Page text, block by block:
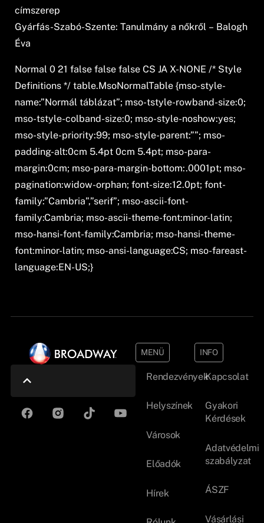
címszerep
Gyárfás-Szabó-Szente: Tanulmány a nőkről – Balogh
Éva
Normal 0 21 false false false CS JA X-NONE/* Style
Definitions */ table.MsoNormalTable {mso-style-
name:”Normál táblázat”; mso-tstyle-rowband-size:0;
mso-tstyle-colband-size:0; mso-style-noshow:yes;
mso-style-priority:99; mso-style-parent:””; mso-
padding-alt:0cm 5.4pt 0cm 5.4pt; mso-para-
margin:0cm; mso-para-margin-bottom:.0001pt; mso-
pagination:widow-orphan; font-size:12.0pt; font-
family:”Cambria”,”serif”; mso-ascii-font-
family:Cambria; mso-ascii-theme-font:minor-latin;
mso-hansi-font-family:Cambria; mso-hansi-theme-
font:minor-latin; mso-ansi-language:CS; mso-fareast-
language:EN-US;}
MENÜ
Rendezvények
Helyszínek
Városok
Előadók
Hírek
INFO
Kapcsolat
Gyakori
Kérdések
Adatvédelmi
szabályzat
ÁSZF
Vásárlási